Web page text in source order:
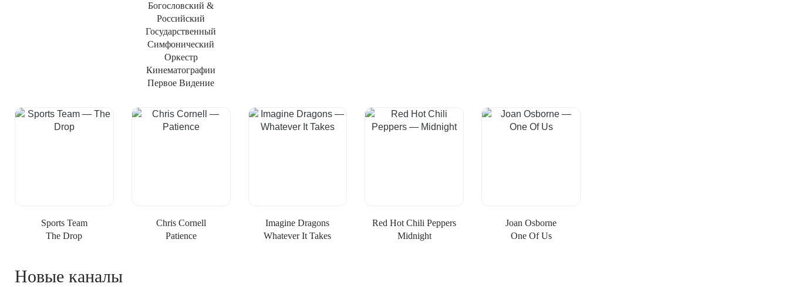
Богословский &
Российский
Государственный
Симфонический
Оркестр
Кинематографии
Первое Видение
Sports Team
The Drop
Chris Cornell
Patience
Imagine Dragons
Whatever It Takes
Red Hot Chili Peppers
Midnight
Joan Osborne
One Of Us
Новые каналы